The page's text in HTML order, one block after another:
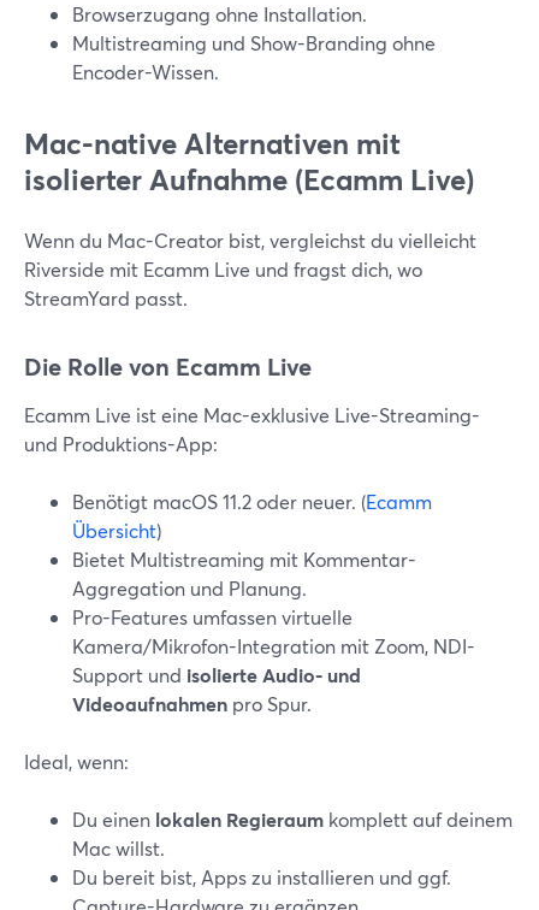
Browserzugang ohne Installation.
Multistreaming und Show-Branding ohne
Encoder-Wissen.
Mac-native Alternativen mit
isolierter Aufnahme (Ecamm Live)
Wenn du Mac-Creator bist, vergleichst du vielleicht
Riverside mit Ecamm Live und fragst dich, wo
StreamYard passt.
Die Rolle von Ecamm Live
Ecamm Live ist eine Mac-exklusive Live-Streaming-
und Produktions-App:
Benötigt macOS 11.2 oder neuer. (Ecamm
Übersicht)
Bietet Multistreaming mit Kommentar-
Aggregation und Planung.
Pro-Features umfassen virtuelle
Kamera/Mikrofon-Integration mit Zoom, NDI-
Support und isolierte Audio- und
Videoaufnahmen pro Spur.
Ideal, wenn:
Du einen lokalen Regieraum komplett auf deinem
Mac willst.
Du bereit bist, Apps zu installieren und ggf.